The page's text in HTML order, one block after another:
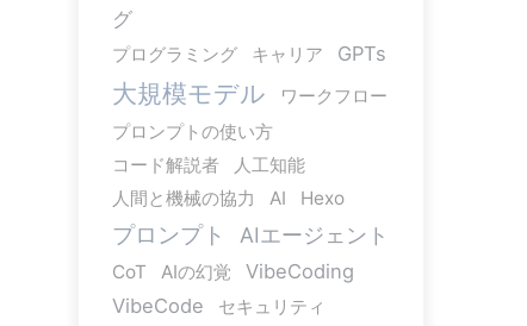
グ
プログラミング キャリア GPTs
大規模モデル
ワークフロー
プロンプトの使い方
コード解説者
人工知能
人間と機械の協力
AI Hexo
プロンプト AIエージェント
CoT AIの幻覚
VibeCoding
VibeCode
セキュリティ